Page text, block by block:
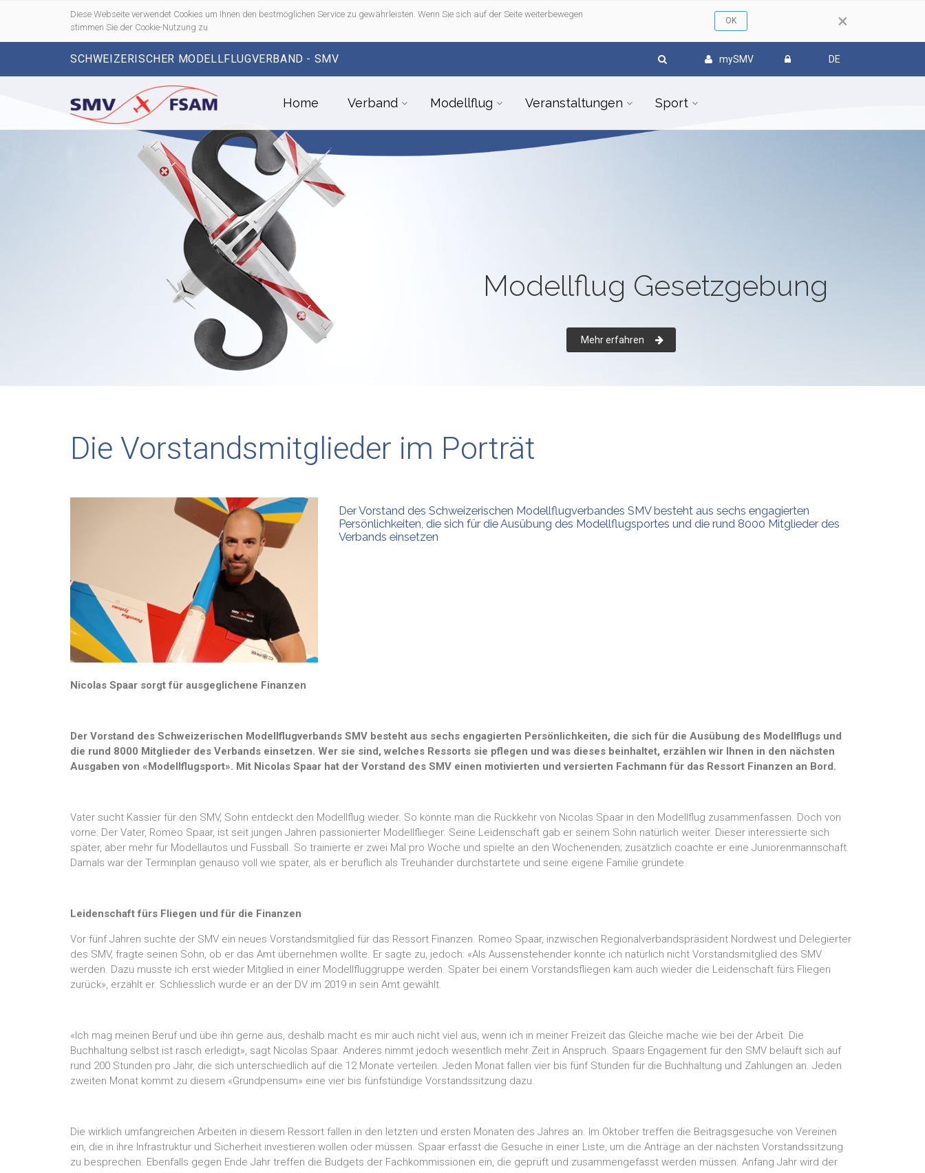
×
Diese Webseite verwendet Cookies um Ihnen den bestmöglichen Service zu gewährleisten. Wenn Sie sich auf der Seite weiterbewegen
stimmen Sie der Cookie-Nutzung zu
SCHWEIZERISCHER MODELLFLUGVERBAND - SMV mySMV DE
Home Verband Modellflug Veranstaltungen Sport
Modellflug Gesetzgebung
Mehr erfahren
Die Vorstandsmitglieder im Porträt
Der Vorstand des Schweizerischen Modellflugverbandes SMV besteht aus sechs engagierten
Persönlichkeiten, die sich für die Ausübung des Modellflugsportes und die rund 8000 Mitglieder des
Verbands einsetzen
Nicolas Spaar sorgt für ausgeglichene Finanzen
Der Vorstand des Schweizerischen Modellflugverbands SMV besteht aus sechs engagierten Persönlichkeiten, die sich für die Ausübung des Modellflugs und
die rund 8000 Mitglieder des Verbands einsetzen. Wer sie sind, welches Ressorts sie pflegen und was dieses beinhaltet, erzählen wir Ihnen in den nächsten
Ausgaben von «Modellflugsport». Mit Nicolas Spaar hat der Vorstand des SMV einen motivierten und versierten Fachmann für das Ressort Finanzen an Bord.
Vater sucht Kassier für den SMV, Sohn entdeckt den Modellflug wieder. So könnte man die Rückkehr von Nicolas Spaar in den Modellflug zusammenfassen. Doch von
vorne: Der Vater, Romeo Spaar, ist seit jungen Jahren passionierter Modellflieger. Seine Leidenschaft gab er seinem Sohn natürlich weiter. Dieser interessierte sich
später, aber mehr für Modellautos und Fussball. So trainierte er zwei Mal pro Woche und spielte an den Wochenenden; zusätzlich coachte er eine Juniorenmannschaft.
Damals war der Terminplan genauso voll wie später, als er beruflich als Treuhänder durchstartete und seine eigene Familie gründete.
Leidenschaft fürs Fliegen und für die Finanzen
Vor fünf Jahren suchte der SMV ein neues Vorstandsmitglied für das Ressort Finanzen. Romeo Spaar, inzwischen Regionalverbandspräsident Nordwest und Delegierter
des SMV, fragte seinen Sohn, ob er das Amt übernehmen wollte. Er sagte zu, jedoch: «Als Aussenstehender konnte ich natürlich nicht Vorstandsmitglied des SMV
werden. Dazu musste ich erst wieder Mitglied in einer Modellfluggruppe werden. Später bei einem Vorstandsfliegen kam auch wieder die Leidenschaft fürs Fliegen
zurück», erzählt er. Schliesslich wurde er an der DV im 2019 in sein Amt gewählt.
«Ich mag meinen Beruf und übe ihn gerne aus, deshalb macht es mir auch nicht viel aus, wenn ich in meiner Freizeit das Gleiche mache wie bei der Arbeit. Die
Buchhaltung selbst ist rasch erledigt», sagt Nicolas Spaar. Anderes nimmt jedoch wesentlich mehr Zeit in Anspruch. Spaars Engagement für den SMV beläuft sich auf
rund 200 Stunden pro Jahr, die sich unterschiedlich auf die 12 Monate verteilen. Jeden Monat fallen vier bis fünf Stunden für die Buchhaltung und Zahlungen an. Jeden
zweiten Monat kommt zu diesem «Grundpensum» eine vier bis fünfstündige Vorstandssitzung dazu.
Die wirklich umfangreichen Arbeiten in diesem Ressort fallen in den letzten und ersten Monaten des Jahres an. Im Oktober treffen die Beitragsgesuche von Vereinen
ein, die in ihre Infrastruktur und Sicherheit investieren wollen oder müssen. Spaar erfasst die Gesuche in einer Liste, um die Anträge an der nächsten Vorstandssitzung
zu besprechen. Ebenfalls gegen Ende Jahr treffen die Budgets der Fachkommissionen ein, die geprüft und zusammengefasst werden müssen. Anfang Jahr wird der